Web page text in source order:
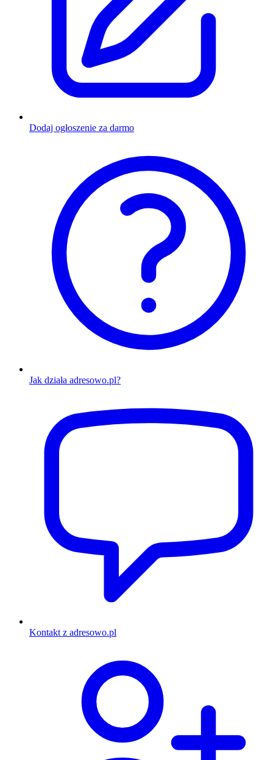
Dodaj ogłoszenie za darmo
Jak działa adresowo.pl?
Kontakt z adresowo.pl